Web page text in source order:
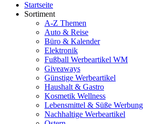
Startseite
Sortiment
A-Z Themen
Auto & Reise
Büro & Kalender
Elektronik
Fußball Werbeartikel WM
Giveaways
Günstige Werbeartikel
Haushalt & Gastro
Kosmetik Wellness
Lebensmittel & Süße Werbung
Nachhaltige Werbeartikel